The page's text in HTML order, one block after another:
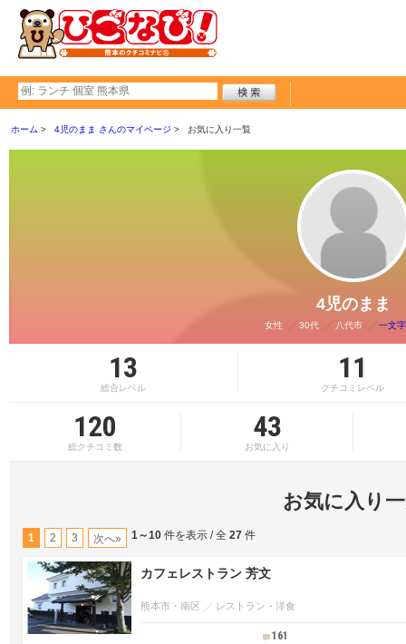
ホーム 4児のまま さんのマイページ お気に入り一覧
4児のまま
女性 30代 八代市 一文
13
総合レベル
11
クチコミレベル
120
総クチコミ数
43
お気に入り
お気に入り
1 2 3 次へ» 1～10 件を表示 / 全 27 件
カフェレストラン 芳文
熊本市・南区 レストラン・洋食
161